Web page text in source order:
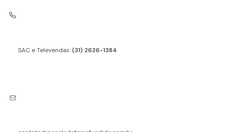
SAC e Televendas:(31) 2626-1384